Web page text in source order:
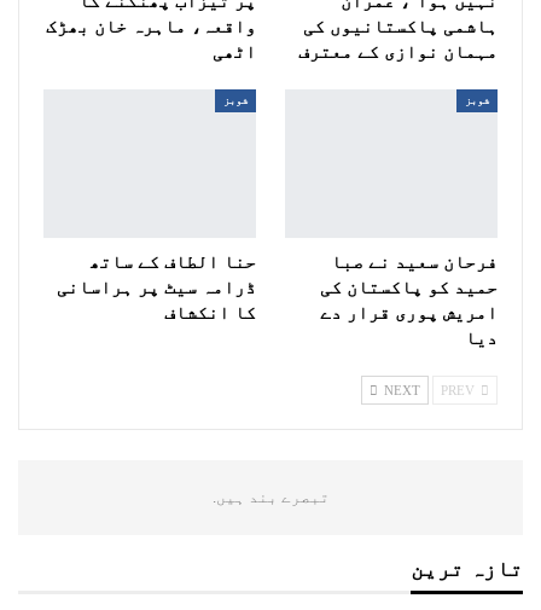
ہاشمی پاکستانیوں کی
مہمان نوازی کے معترف
واقعہ، ماہرہ خان بھڑک
اٹھی
شوبز
فرحان سعید نے صبا
حمید کو پاکستان کی
امریش پوری قرار دے
دیا
شوبز
حنا الطاف کے ساتھ
ڈرامہ سیٹ پر ہراسانی
کا انکشاف
NEXT
تبصرے بند ہیں.
تازہ ترین